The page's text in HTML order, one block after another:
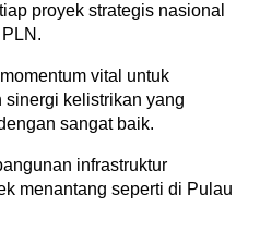
proyek strategis nasional
vital untuk
sinergi kelistrikan yang
sangat baik.
infrastruktur
menantang seperti di Pulau